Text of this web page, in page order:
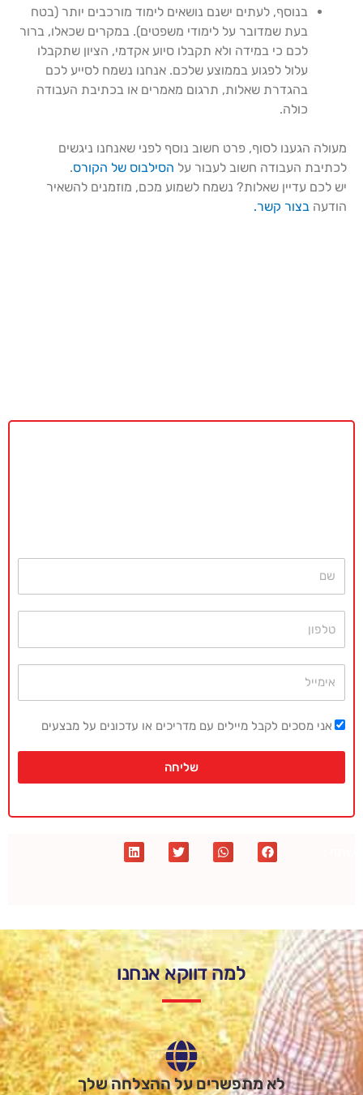
בנוסף, לעתים ישנם נושאים לימוד מורכבים יותר (בטח
בעת שמדובר על לימודי משפטים). במקרים שכאלו, ברור
לכם כי במידה ולא תקבלו סיוע אקדמי, הציון שתקבלו
עלול לפגוע בממוצע שלכם. אנחנו נשמח לסייע לכם
בהגדרת שאלות, תרגום מאמרים או בכתיבת העבודה
כולה.
מעולה הגענו לסוף, פרט חשוב נוסף לפני שאנחנו ניגשים
לכתיבת העבודה חשוב לעבור על הסילבוס של הקורס.
יש לכם עדיין שאלות? נשמח לשמוע מכם, מוזמנים להשאיר
הודעה בצור קשר.
אני מסכים לקבל מיילים עם מדריכים או עדכונים על מבצעים
שליחה
למה דווקא אנחנו
לא מתפשרים על ההצלחה שלך